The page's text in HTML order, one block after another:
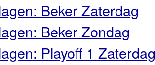
Beker Zaterdag
Beker Zondag
Playoff 1 Zaterdag